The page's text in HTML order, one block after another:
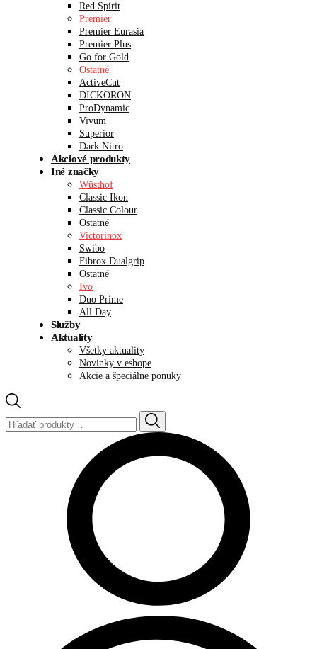
Red Spirit
Premier
Premier Eurasia
Premier Plus
Go for Gold
Ostatné
ActiveCut
DICKORON
ProDynamic
Vivum
Superior
Dark Nitro
Akciové produkty
Iné značky
Wüsthof
Classic Ikon
Classic Colour
Ostatné
Victorinox
Swibo
Fibrox Dualgrip
Ostatné
Ivo
Duo Prime
All Day
Služby
Aktuality
Všetky aktuality
Novinky v eshope
Akcie a špeciálne ponuky
Hľadať: